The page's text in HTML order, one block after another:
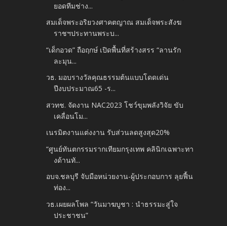
ยอดทีมช่าง...
สมเด็จพระอริยวงศาคตญาณ สมเด็จพระสังฆ
ราชฯประทานพระบ...
“เด็กอวด” ถือฤกษ์ เปิดพื้นที่สร้างสรร “ลานรัก
ละมุน...
วธ. มอบรางวัลคุณธรรมต้นแบบโดดเด่น
ปีงบประมาณ65 -​ร...
สวทช. จัดงาน NAC2023 โชว์ขุมพลังวิจัย ขับ
เคลื่อนโม...
เนรมิตงานแต่งงาน รับส่วนลดสูงสุด20%
“ศูนย์ทันตกรรมรากเทียมกรุงเทพ คลินิกเฉพาะทา
งด้านทั...
อบจ.ชลบุรี จับมือหน่วยงาน-ผู้ประกอบการ ลุยฟื้น
ท่อง...
วธ.เผยผลโพล “วันมาฆบูชา : นำธรรมะสู่ใจ
ประชาชน”